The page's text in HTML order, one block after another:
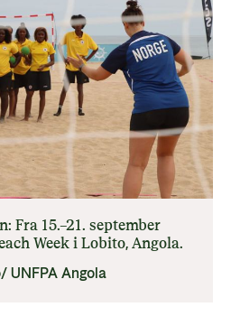
for investeringer i
med privat sektor
og lenker
innsats
for Ukraina
i Norad
jobbmuligheter
fremtidens
2030
styringsdokument
Fra 15.–21. september
Week i Lobito, Angola.
UNFPA Angola